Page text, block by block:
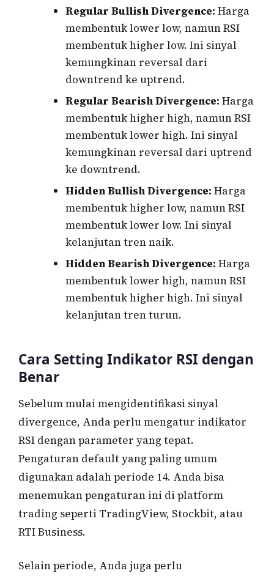
Regular Bullish Divergence: Harga
membentuk lower low, namun RSI
membentuk higher low. Ini sinyal
kemungkinan reversal dari
downtrend ke uptrend.
Regular Bearish Divergence: Harga
membentuk higher high, namun RSI
membentuk lower high. Ini sinyal
kemungkinan reversal dari uptrend
ke downtrend.
Hidden Bullish Divergence: Harga
membentuk higher low, namun RSI
membentuk lower low. Ini sinyal
kelanjutan tren naik.
Hidden Bearish Divergence: Harga
membentuk lower high, namun RSI
membentuk higher high. Ini sinyal
kelanjutan tren turun.
Cara Setting Indikator RSI dengan
Benar
Sebelum mulai mengidentifikasi sinyal
divergence, Anda perlu mengatur indikator
RSI dengan parameter yang tepat.
Pengaturan default yang paling umum
digunakan adalah periode 14. Anda bisa
menemukan pengaturan ini di platform
trading seperti TradingView, Stockbit, atau
RTI Business.
Selain periode, Anda juga perlu